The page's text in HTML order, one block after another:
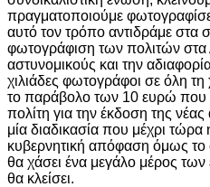
πραγματοποιούμε
αυτό τον τρόπο αντιδράμε στα
φωτογράφιση των πολιτών
αστυνομικούς και την
χιλιάδες φωτογράφοι σε όλη
το παράβολο των 10 ευρώ που
πολίτη για την έκδοση της νέας
μία διαδικασία που μέχρι
κυβερνητική απόφαση όμως το
θα χάσει ένα μεγάλο μέρος
θα κλείσει.